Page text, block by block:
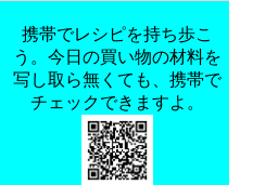
携帯でレシピを持ち歩こ
う。今日の買い物の材料を
写し取ら無くても、携帯で
チェックできますよ。